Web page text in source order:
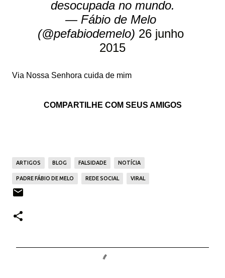
desocupada no mundo.
— Fábio de Melo
(@pefabiodemelo) 26 junho
2015
Via Nossa Senhora cuida de mim
COMPARTILHE COM SEUS AMIGOS
ARTIGOS BLOG FALSIDADE NOTÍCIA
PADRE FÁBIO DE MELO REDE SOCIAL VIRAL